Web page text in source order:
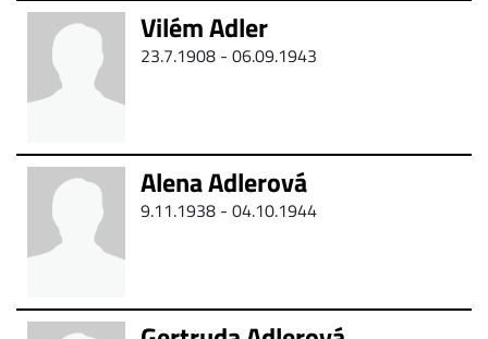
Vilém Adler
23.7.1908 - 06.09.1943
Alena Adlerová
9.11.1938 - 04.10.1944